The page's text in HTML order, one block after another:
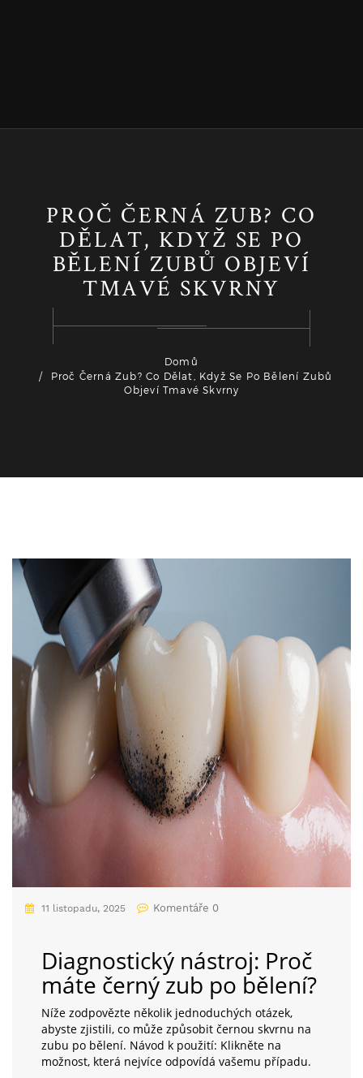
PROČ ČERNÁ ZUB? CO
DĚLAT, KDYŽ SE PO
BĚLENÍ ZUBŮ OBJEVÍ
TMAVÉ SKVRNY
Domů
Proč Černá Zub? Co Dělat, Když Se Po Bělení Zubů
Objeví Tmavé Skvrny
Zdraví a péče o zuby
11 listopadu, 2025 Komentáře 0
Diagnostický nástroj: Proč
máte černý zub po bělení?
Níže zodpovězte několik jednoduchých otázek,
abyste zjistili, co může způsobit černou skvrnu na
zubu po bělení. Návod k použití: Klikněte na
možnost, která nejvíce odpovídá vašemu případu.